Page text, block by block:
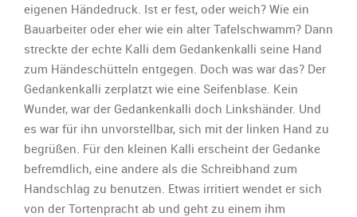
eigenen Händedruck. Ist er fest, oder weich? Wie ein
Bauarbeiter oder eher wie ein alter Tafelschwamm? Dann
streckte der echte Kalli dem Gedankenkalli seine Hand
zum Händeschütteln entgegen. Doch was war das? Der
Gedankenkalli zerplatzt wie eine Seifenblase. Kein
Wunder, war der Gedankenkalli doch Linkshänder. Und
es war für ihn unvorstellbar, sich mit der linken Hand zu
begrüßen. Für den kleinen Kalli erscheint der Gedanke
befremdlich, eine andere als die Schreibhand zum
Handschlag zu benutzen. Etwas irritiert wendet er sich
von der Tortenpracht ab und geht zu einem ihm